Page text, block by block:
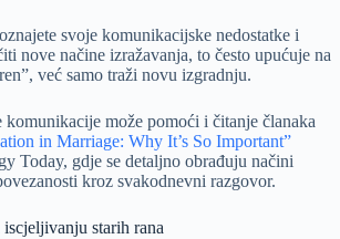
svoje komunikacijske nedostatke i
nove načine izražavanja, to često upućuje na
već samo traži novu izgradnju.
može pomoći i čitanje članaka
in Marriage: Why It’s So Important”
Today, gdje se detaljno obrađuju načini
kroz svakodnevni razgovor.
starih rana